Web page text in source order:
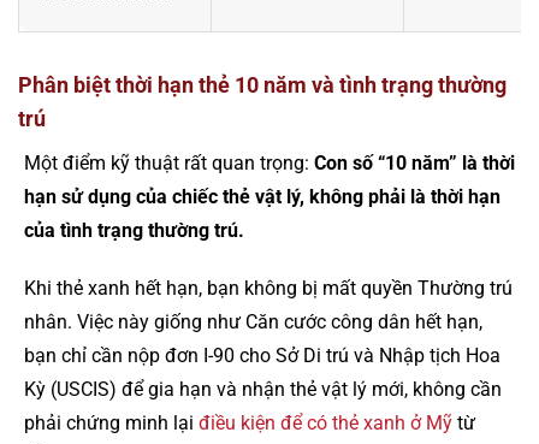
Phân biệt thời hạn thẻ 10 năm và tình trạng thường
trú
Một điểm kỹ thuật rất quan trọng: Con số “10 năm” là thời
hạn sử dụng của chiếc thẻ vật lý, không phải là thời hạn
của tình trạng thường trú.
Khi thẻ xanh hết hạn, bạn không bị mất quyền Thường trú
nhân. Việc này giống như Căn cước công dân hết hạn,
bạn chỉ cần nộp đơn I-90 cho Sở Di trú và Nhập tịch Hoa
Kỳ (USCIS) để gia hạn và nhận thẻ vật lý mới, không cần
phải chứng minh lại điều kiện để có thẻ xanh ở Mỹ từ